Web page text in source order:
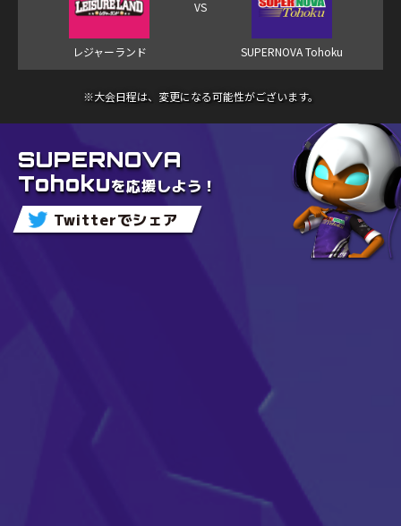
※大会日程は、変更になる可能性がございます。
SUPERNOVA
Tohokuを応援しよう！
Twitterでシェア